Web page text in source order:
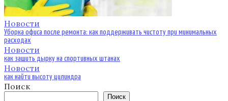
Новости
Уборка офиса после ремонта: как поддерживать чистоту при минимальных
расходах
Новости
как зашить дырку на спортивных штанах
Новости
как найти высоту цилиндра
Поиск
Поиск